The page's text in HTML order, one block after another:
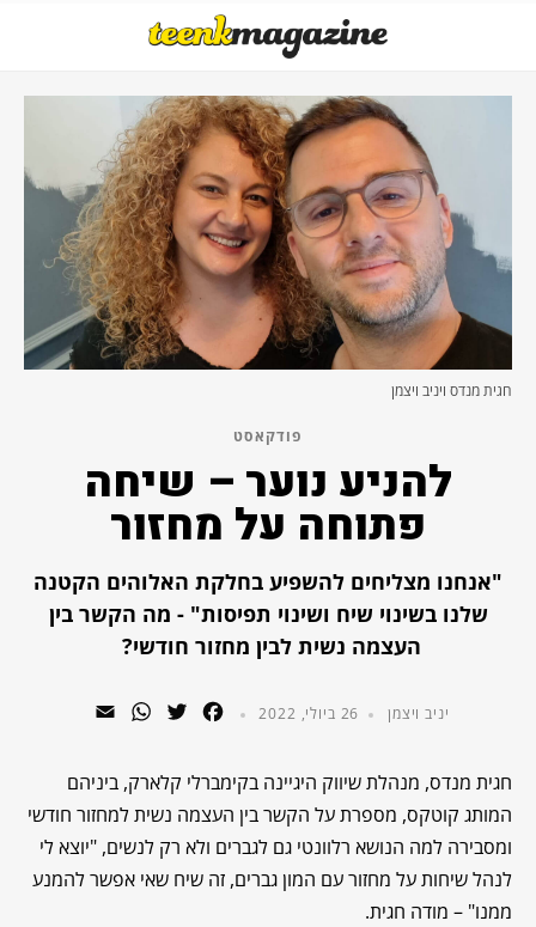
חגית מנדס ויניב ויצמן
פודקאסט
להניע נוער – שיחה
פתוחה על מחזור
"אנחנו מצליחים להשפיע בחלקת האלוהים הקטנה
שלנו בשינוי שיח ושינוי תפיסות" - מה הקשר בין
העצמה נשית לבין מחזור חודשי?
יניב ויצמן 26 ביולי, 2022 Facebook
Twitter
WhatsApp
חגית מנדס, מנהלת שיווק היגיינה בקימברלי קלארק, ביניהם
המותג קוטקס, מספרת על הקשר בין העצמה נשית למחזור חודשי
ומסבירה למה הנושא רלוונטי גם לגברים ולא רק לנשים, "יוצא לי
לנהל שיחות על מחזור עם המון גברים, זה שיח שאי אפשר להמנע
ממנו" – מודה חגית.